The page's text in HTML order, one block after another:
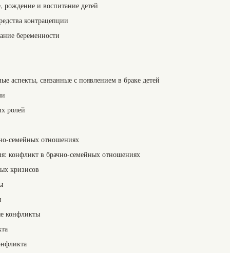
рождение и воспитание детей
контрацепции
беременности
аспекты, связанные с появлением в браке детей
ролей
семейных отношениях
конфликт в брачно-семейных отношениях
кризисов
конфликты